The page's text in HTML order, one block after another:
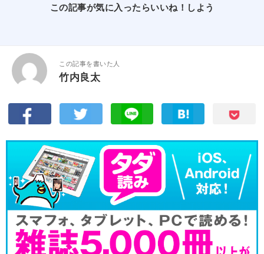
この記事が気に入ったらいいね！しよう
この記事を書いた人
竹内良太